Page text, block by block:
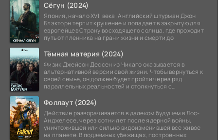
Сёгун (2024)
Япония, начало XVII века. Английский штурман Джон
Блэкторн терпит крушение и попадает в закрытую для
европейцев Страну восходящего солнца, где проходит
путь от пленника на грани жизни и смерти до
Тёмная материя (2024)
Физик Джейсон Дессен из Чикаго оказывается в
альтернативной версии свой жизни. Чтобы вернуться к
своей семье, он должен будет пройти через ряд
параллельных реальностей и столкнуться с
Фоллаут (2024)
Действие разворачивается в далеком будущем в Лос-
Анджелесе, через сотни лет после ядерной войны,
уничтожившей или сильно видоизменившей все живое
на планете. В подземных убежищах, построенных